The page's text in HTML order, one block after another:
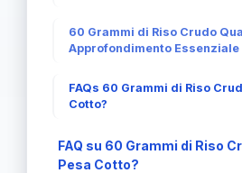
60 Grammi di Riso Crudo
Approfondimento Essenziale
FAQs 60 Grammi di Riso
Cotto?
FAQ su 60 Grammi di Riso
Pesa Cotto?